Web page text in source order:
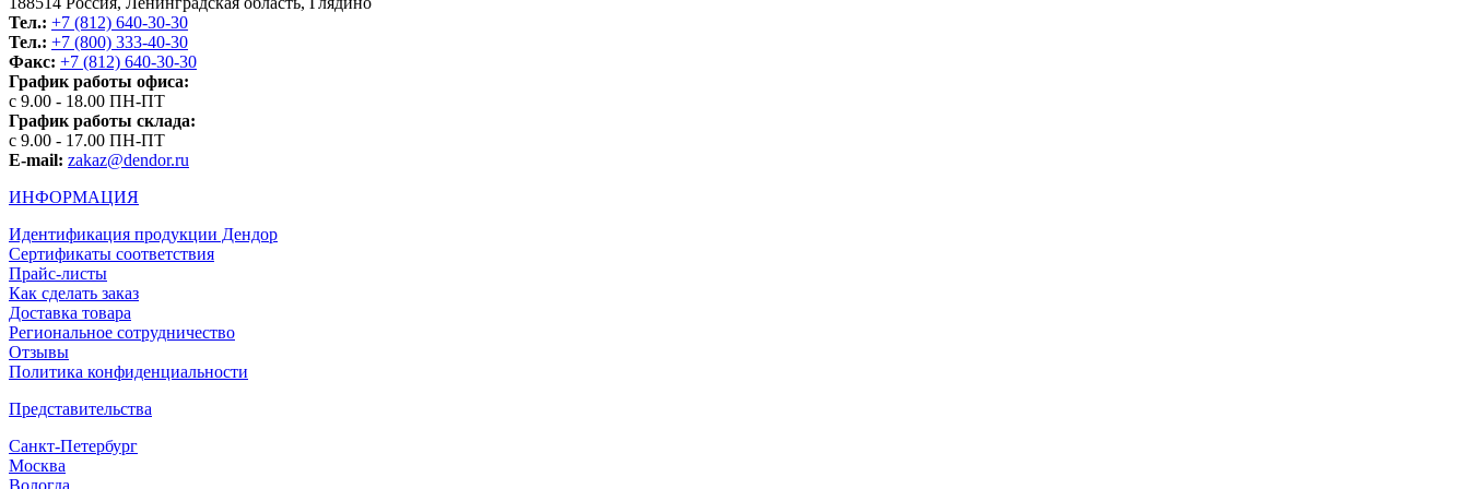
Тел.: +7 (812) 640-30-30
Тел.: +7 (800) 333-40-30
Факс: +7 (812) 640-30-30
График работы офиса:
с 9.00 - 18.00 ПН-ПТ
График работы склада:
с 9.00 - 17.00 ПН-ПТ
E-mail: zakaz@dendor.ru
ИНФОРМАЦИЯ
Идентификация продукции Дендор
Сертификаты соответствия
Прайс-листы
Как сделать заказ
Доставка товара
Региональное сотрудничество
Отзывы
Политика конфиденциальности
Представительства
Санкт-Петербург
Москва